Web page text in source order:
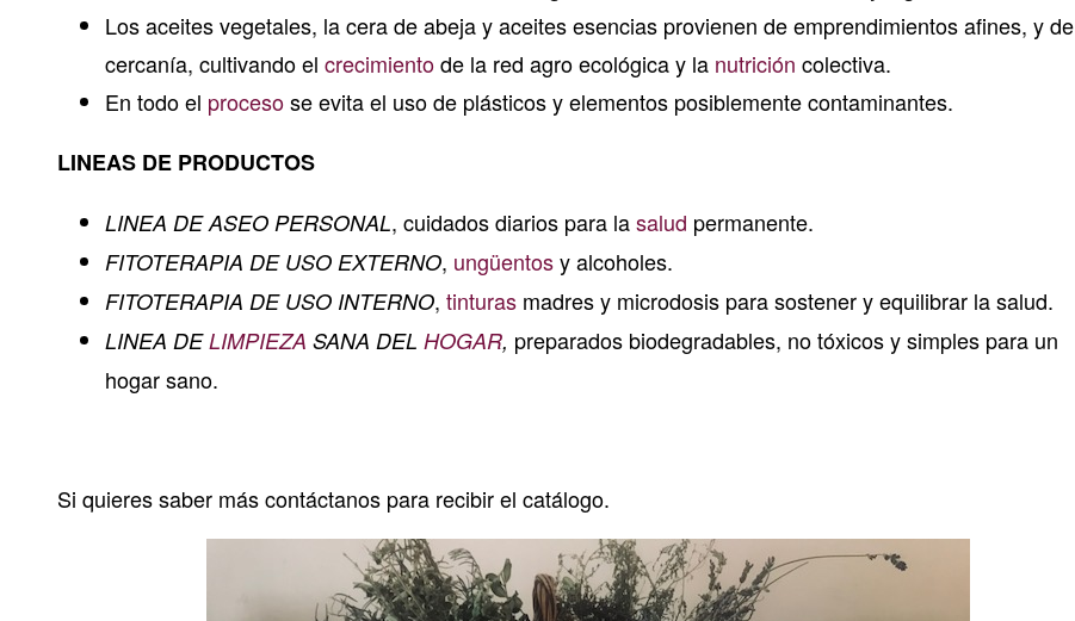
Los aceites vegetales, la cera de abeja y aceites esencias provienen de emprendimientos afines, y de
cercanía, cultivando el crecimientode la red agro ecológica y la nutrición colectiva.
En todo el procesose evita el uso de plásticos y elementos posiblemente contaminantes.
LINEAS DE PRODUCTOS
LINEA DE ASEO PERSONAL, cuidados diarios para lasalud permanente.
FITOTERAPIA DE USO EXTERNO, ungüentosy alcoholes.
FITOTERAPIA DE USO INTERNO, tinturas madres y microdosis para sostener y equilibrar la salud.
LINEA DELIMPIEZA SANA DEL HOGAR, preparados biodegradables, no tóxicos y simples para un
hogar sano.
Si quieres saber más contáctanos para recibir el catálogo.